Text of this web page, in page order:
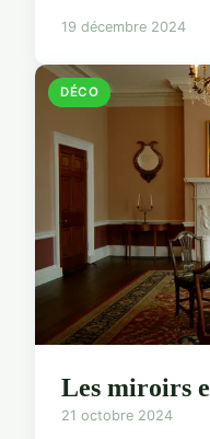
19 décembre 2024
DÉCO
Les miroirs
21 octobre 2024